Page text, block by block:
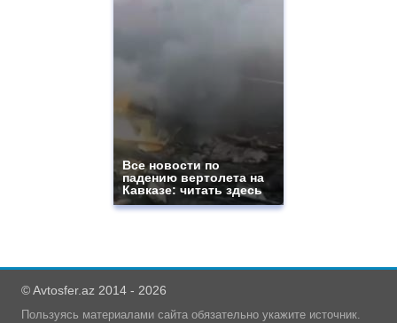
Все новости по
падению вертолета на
Кавказе: читать здесь
© Avtosfer.az 2014 - 2026
Пользуясь материалами сайта обязательно укажите источник.